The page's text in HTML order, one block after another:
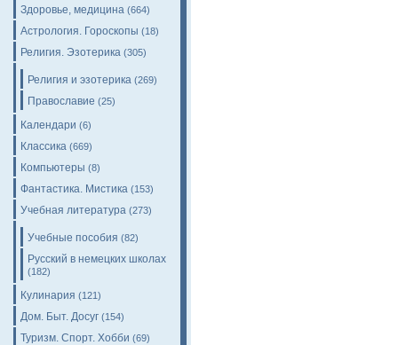
Здоровье, медицина (664)
Астрология. Гороскопы (18)
Религия. Эзотерика (305)
Религия и эзотерика (269)
Православие (25)
Календари (6)
Классика (669)
Компьютеры (8)
Фантастика. Мистика (153)
Учебная литература (273)
Учебные пособия (82)
Русский в немецких школах
(182)
Кулинария (121)
Дом. Быт. Досуг (154)
Туризм. Спорт. Хобби (69)